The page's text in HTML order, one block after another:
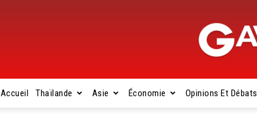
Accueil Thaïlande Asie Économie Opinions Et Débats